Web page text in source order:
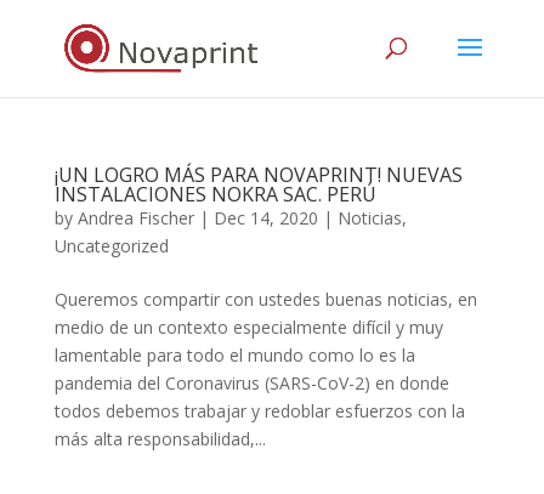
¡UN LOGRO MÁS PARA NOVAPRINT! NUEVAS
INSTALACIONES NOKRA SAC. PERÚ
by Andrea Fischer| Dec 14, 2020 | Noticias,
Uncategorized
Queremos compartir con ustedes buenas noticias, en
medio de un contexto especialmente difícil y muy
lamentable para todo el mundo como lo es la
pandemia del Coronavirus (SARS-CoV-2) en donde
todos debemos trabajar y redoblar esfuerzos con la
más alta responsabilidad,...